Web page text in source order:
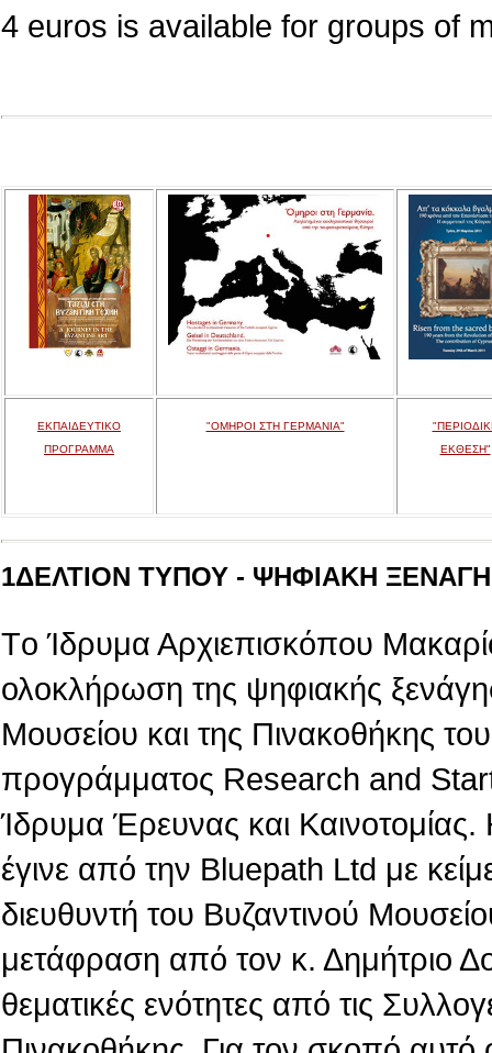
4 euros is available for groups of
ΕΚΠΑΙΔΕΥΤΙΚΟ
ΠΡΟΓΡΑΜΜΑ
"ΟΜΗΡΟΙ ΣΤΗ ΓΕΡΜΑΝΙΑ"
ΕΚΘΕΣΗ"
1ΔΕΛΤΙΟΝ ΤΥΠΟΥ - ΨΗΦΙΑΚΗ
Tο Ίδρυμα Αρχιεπισκόπου
ολοκλήρωση της ψηφιακής
Μουσείου και της Πινακοθήκης
προγράμματος Research and
Ίδρυμα Έρευνας και
έγινε από την Βluepath Ltd με
διευθυντή του Βυζαντινού
μετάφραση από τον κ. Δημήτριο
θεματικές ενότητες από τις